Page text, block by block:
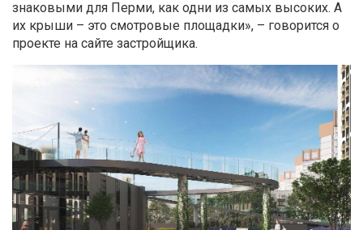
знаковыми для Перми, как одни из самых высоких. А
их крыши – это смотровые площадки», – говорится о
проекте на сайте застройщика.